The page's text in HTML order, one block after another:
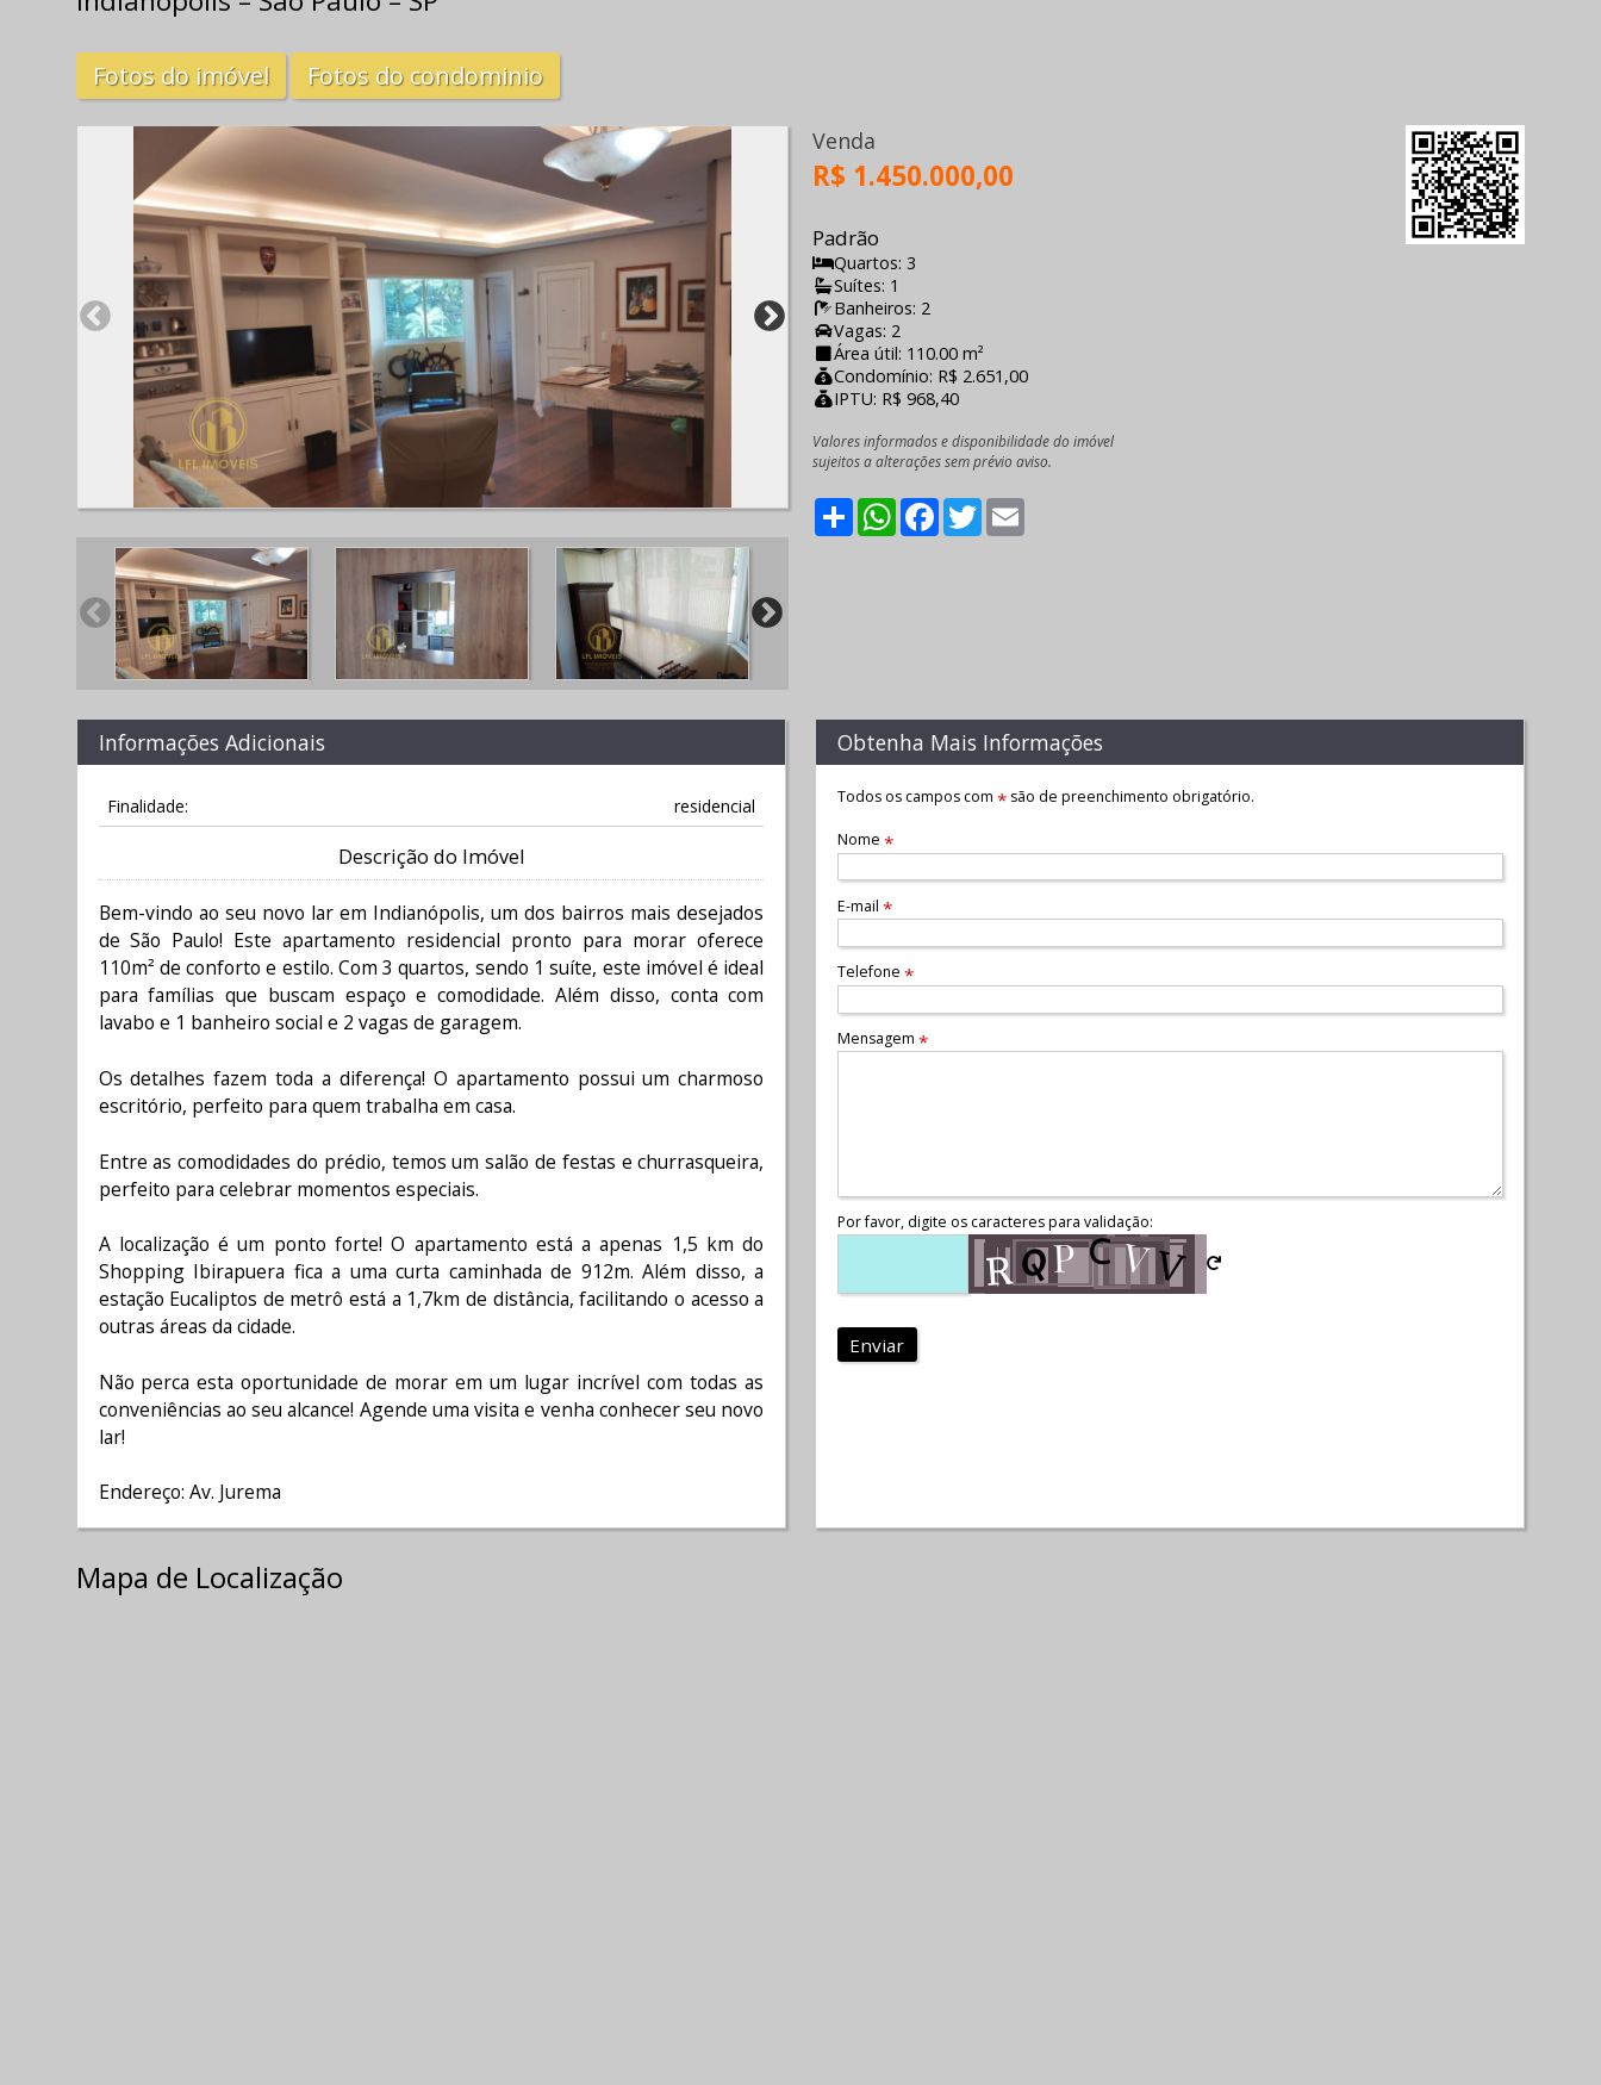
Fotos do imóvel Fotos do condominio
Venda
R$ 1.450.000,00
Padrão
Quartos: 3
Suítes: 1
Banheiros: 2
Vagas: 2
Área útil: 110.00 m²
Condomínio: R$ 2.651,00
IPTU: R$ 968,40
Valores informados e disponibilidade do imóvel
sujeitos a alterações sem prévio aviso.
ShareWhatsApp
Facebook
Twitter
Informações Adicionais
Finalidade: residencial
Descrição do Imóvel
Bem-vindo ao seu novo lar em Indianópolis, um dos bairros mais desejados
de São Paulo! Este apartamento residencial pronto para morar oferece
110m² de conforto e estilo. Com 3 quartos, sendo 1 suíte, este imóvel é ideal
para famílias que buscam espaço e comodidade. Além disso, conta com
lavabo e 1 banheiro social e 2 vagas de garagem.
Os detalhes fazem toda a diferença! O apartamento possui um charmoso
escritório, perfeito para quem trabalha em casa.
Entre as comodidades do prédio, temos um salão de festas e churrasqueira,
perfeito para celebrar momentos especiais.
A localização é um ponto forte! O apartamento está a apenas 1,5 km do
Shopping Ibirapuera fica a uma curta caminhada de 912m. Além disso, a
estação Eucaliptos de metrô está a 1,7km de distância, facilitando o acesso a
outras áreas da cidade.
Não perca esta oportunidade de morar em um lugar incrível com todas as
conveniências ao seu alcance! Agende uma visita e venha conhecer seu novo
lar!
Endereço: Av. Jurema
Obtenha Mais Informações
Todos os campos com *são de preenchimento obrigatório.
Nome *
E-mail *
Telefone *
Mensagem *
Por favor, digite os caracteres para validação:
Enviar
Mapa de Localização